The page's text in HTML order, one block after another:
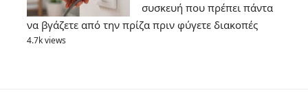
συσκευή που πρέπει πάντα
να βγάζετε από την πρίζα πριν φύγετε διακοπές
4.7k views